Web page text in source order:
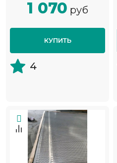
1 070 руб
КУПИТЬ
4